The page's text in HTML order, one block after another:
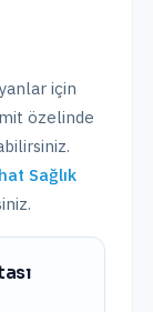
için
özelinde
Sağlık